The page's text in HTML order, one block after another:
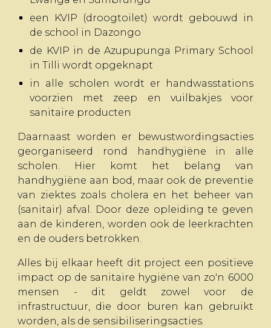
een KVIP (droogtoilet) wordt gebouwd in
de school in Dazongo
de KVIP in de Azupupunga Primary School
in Tilli wordt opgeknapt
in alle scholen wordt er handwasstations
voorzien met zeep en vuilbakjes voor
sanitaire producten
Daarnaast worden er bewustwordingsacties
georganiseerd rond handhygiëne in alle
scholen. Hier komt het belang van
handhygiëne aan bod, maar ook de preventie
van ziektes zoals cholera en het beheer van
(sanitair) afval. Door deze opleiding te geven
aan de kinderen, worden ook de leerkrachten
en de ouders betrokken.
Alles bij elkaar heeft dit project een positieve
impact op de sanitaire hygiëne van zo'n 6000
mensen - dit geldt zowel voor de
infrastructuur, die door buren kan gebruikt
worden, als de sensibiliseringsacties.